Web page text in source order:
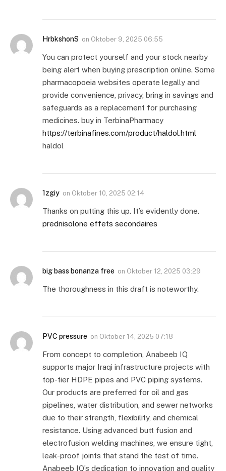
HrbkshonS on Oktober 9, 2025 06:55
You can protect yourself and your stock nearby
being alert when buying prescription online. Some
pharmacopoeia websites operate legally and
provide convenience, privacy, bring in savings and
safeguards as a replacement for purchasing
medicines. buy in TerbinaPharmacy
https://terbinafines.com/product/haldol.html
haldol
1zgiy on Oktober 10, 2025 02:14
Thanks on putting this up. It’s evidently done.
prednisolone effets secondaires
big bass bonanza free on Oktober 12, 2025 03:29
The thoroughness in this draft is noteworthy.
PVC pressure on Oktober 14, 2025 07:18
From concept to completion, Anabeeb IQ
supports major Iraqi infrastructure projects with
top-tier HDPE pipes and PVC piping systems.
Our products are preferred for oil and gas
pipelines, water distribution, and sewer networks
due to their strength, flexibility, and chemical
resistance. Using advanced butt fusion and
electrofusion welding machines, we ensure tight,
leak-proof joints that stand the test of time.
Anabeeb IQ’s dedication to innovation and quality